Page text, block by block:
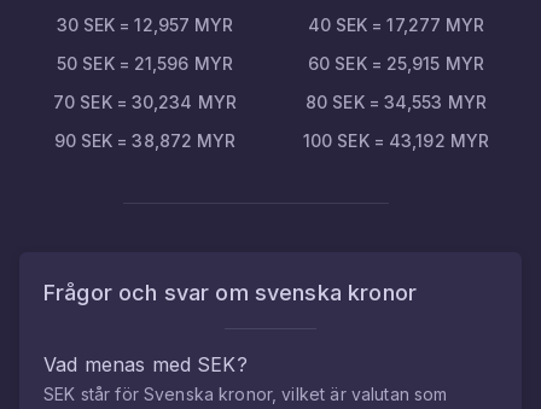
30 SEK =12,957 MYR 40 SEK =17,277 MYR
50 SEK= 21,596 MYR 60 SEK= 25,915 MYR
70 SEK= 30,234 MYR 80 SEK= 34,553 MYR
90 SEK =38,872 MYR 100 SEK= 43,192 MYR
Frågor och svar om svenska kronor
Vad menas med SEK?
SEK står för Svenska kronor, vilket är valutan som